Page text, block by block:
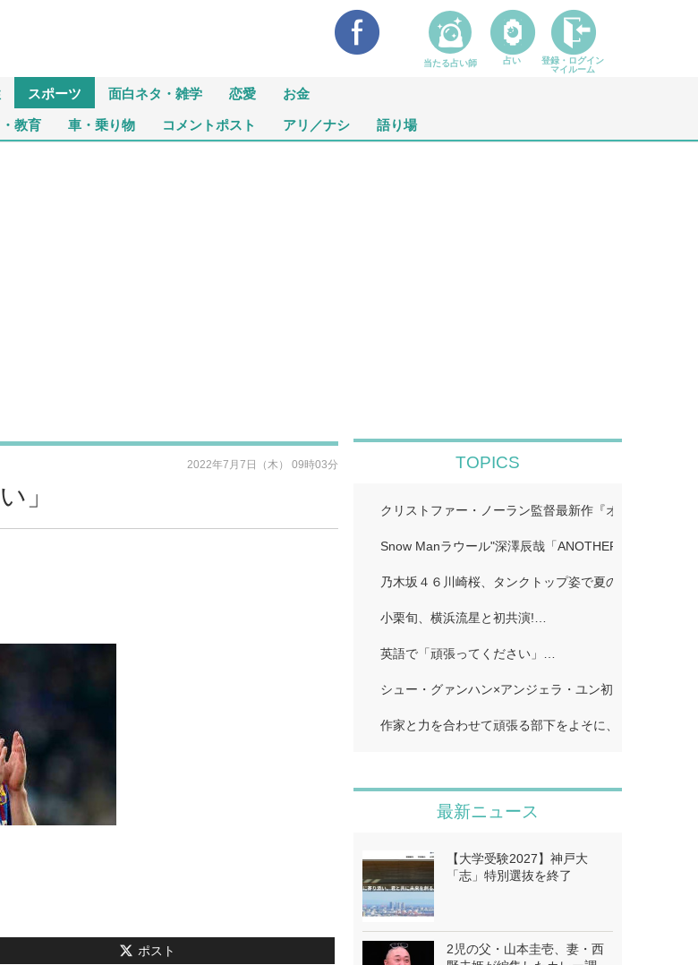
スポーツ 面白ネタ・雑学 恋愛 お金
教育 車・乗り物 コメントポスト アリ／ナシ 語り場
」
2022年7月7日（木） 09時03分
ポスト
TOPICS
クリストファー・ノーラン監督最新作『オデュッセイ
Snow Manラウール"深澤辰哉「ANOTHER SKY」…
乃木坂４６川崎桜、タンクトップ姿で夏のワンシーン
小栗旬、横浜流星と初共演!…
英語で「頑張ってください」…
シュー・グァンハン×アンジェラ・ユン初共演…
作家と力を合わせて頑張る部下をよそに、上司は陰で
最新ニュース
【大学受験2027】神戸大
「志」特別選抜を終了
2児の父・山本圭壱、妻・西
当たる占い師 占い
登録・ログイン
マイルーム